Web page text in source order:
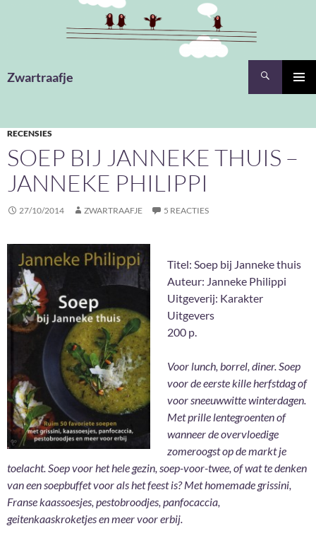
Zwartraafje
RECENSIES
SOEP BIJ JANNEKE THUIS –
JANNEKE PHILIPPI
27/10/2014 ZWARTRAAFJE 5 REACTIES
Titel: Soep bij Janneke thuis
Auteur: Janneke Philippi
Uitgeverij: Karakter
Uitgevers
200 p.
Voor lunch, borrel, diner. Soep
voor de eerste kille herfstdag of
voor sneeuwwitte winterdagen.
Met prille lentegroenten of
wanneer de overvloedige
zomeroogst op de markt je
toelacht. Soep voor het hele gezin, soep-voor-twee, of wat te denken
van een soepbuffet voor als het feest is? Met homemade grissini,
Franse kaassoesjes, pestobroodjes, panfocaccia,
geitenkaaskroketjes en meer voor erbij.